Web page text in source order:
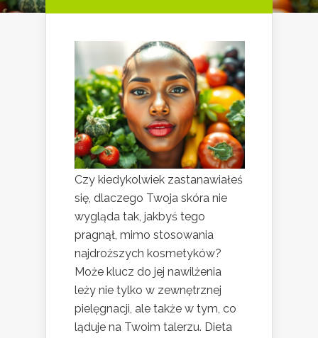
Czy kiedykolwiek zastanawiałeś
się, dlaczego Twoja skóra nie
wygląda tak, jakbyś tego
pragnął, mimo stosowania
najdroższych kosmetyków?
Może klucz do jej nawilżenia
leży nie tylko w zewnętrznej
pielęgnacji, ale także w tym, co
ląduje na Twoim talerzu. Dieta